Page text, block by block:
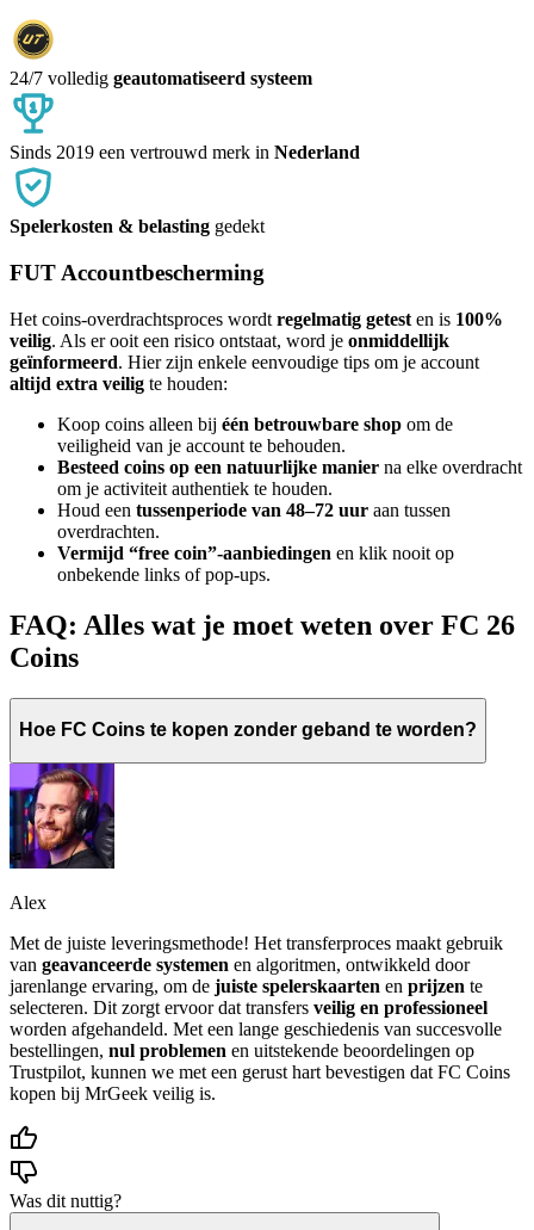
24/7 volledig geautomatiseerd systeem
Sinds 2019 een vertrouwd merk in Nederland
Spelerkosten & belasting gedekt
FUT Accountbescherming
Het coins-overdrachtsproces wordt regelmatig getest en is 100%
veilig. Als er ooit een risico ontstaat, word je onmiddellijk
geïnformeerd. Hier zijn enkele eenvoudige tips om je account
altijd extra veilig te houden:
Koop coins alleen bij één betrouwbare shop om de
veiligheid van je account te behouden.
Besteed coins op een natuurlijke manier na elke overdracht
om je activiteit authentiek te houden.
Houd een tussenperiode van 48–72 uur aan tussen
overdrachten.
Vermijd “free coin”-aanbiedingen en klik nooit op
onbekende links of pop-ups.
FAQ: Alles wat je moet weten over FC 26
Coins
Hoe FC Coins te kopen zonder geband te worden?
Alex
Met de juiste leveringsmethode! Het transferproces maakt gebruik
van geavanceerde systemen en algoritmen, ontwikkeld door
jarenlange ervaring, om de juiste spelerskaarten en prijzen te
selecteren. Dit zorgt ervoor dat transfers veilig en professioneel
worden afgehandeld. Met een lange geschiedenis van succesvolle
bestellingen, nul problemen en uitstekende beoordelingen op
Trustpilot, kunnen we met een gerust hart bevestigen dat FC Coins
kopen bij MrGeek veilig is.
Was dit nuttig?